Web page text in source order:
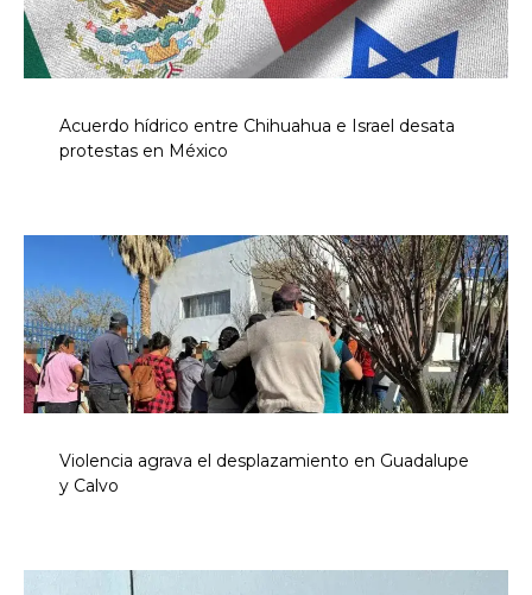
Acuerdo hídrico entre Chihuahua e Israel desata
protestas en México
Violencia agrava el desplazamiento en Guadalupe
y Calvo